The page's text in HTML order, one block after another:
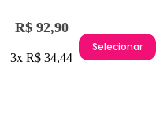
R$ 92,90
3x R$ 34,44
Selecionar